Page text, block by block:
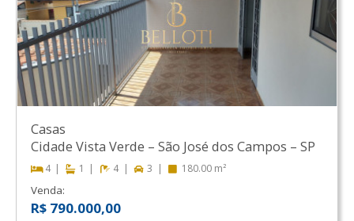
Casas
Cidade Vista Verde – São José dos Campos – SP
4 1 4 3 180.00 m²
Venda:
R$ 790.000,00